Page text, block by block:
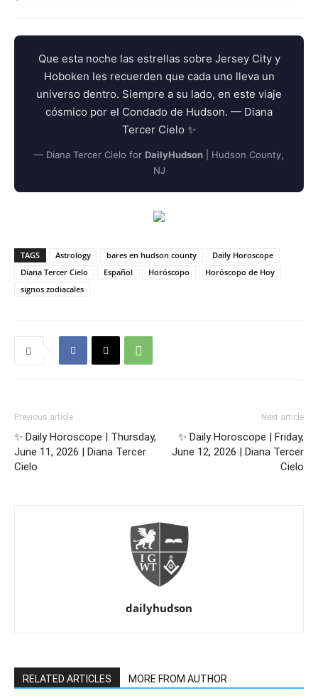
Que esta noche las estrellas sobre Jersey City y
Hoboken les recuerden que cada uno lleva un
universo dentro. Siempre a su lado, en este viaje
cósmico por el Condado de Hudson. — Diana
Tercer Cielo ✨
— Diana Tercer Cielo for DailyHudson | Hudson County,
NJ
TAGS Astrology bares en hudson county
Daily Horoscope
Diana Tercer Cielo
Español Horóscopo
Horóscopo de Hoy
signos zodiacales
Previous article
✨ Daily Horoscope | Thursday,
June 11, 2026 | Diana Tercer
Cielo
Next article
✨ Daily Horoscope | Friday,
June 12, 2026 | Diana Tercer
Cielo
dailyhudson
RELATED ARTICLES MORE FROM AUTHOR